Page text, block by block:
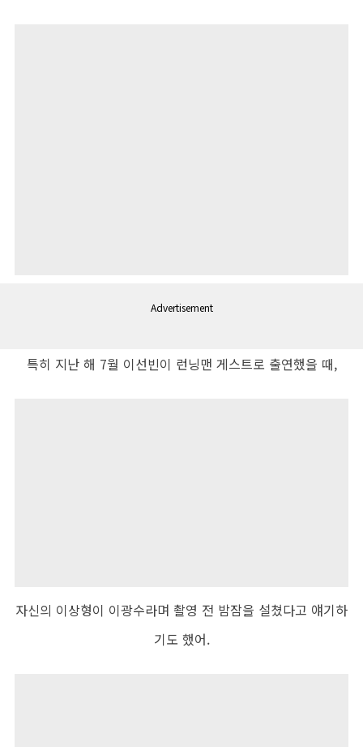
Advertisement
특히 지난 해 7월 이선빈이 런닝맨 게스트로 출연했을 때,
자신의 이상형이 이광수라며 촬영 전 밤잠을 설쳤다고 얘기하
기도 했어.